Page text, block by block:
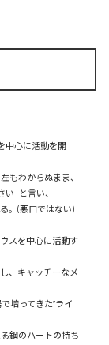
中心に活動を開
もわからぬまま、
」と言い、
。(悪口ではない)
スを中心に活動す
、キャッチーなメ
培ってきた”ライ
鋼のハートの持ち